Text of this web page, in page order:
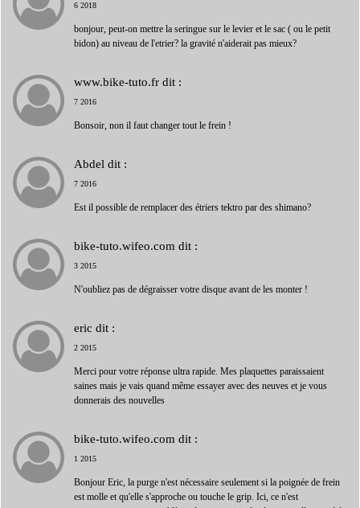
6 2018
bonjour, peut-on mettre la seringue sur le levier et le sac ( ou le petit
bidon) au niveau de l'etrier? la gravité n'aiderait pas mieux?
www.bike-tuto.fr dit :
7 2016
Bonsoir, non il faut changer tout le frein !
Abdel dit :
7 2016
Est il possible de remplacer des étriers tektro par des shimano?
bike-tuto.wifeo.com dit :
3 2015
N'oubliez pas de dégraisser votre disque avant de les monter !
eric dit :
2 2015
Merci pour votre réponse ultra rapide. Mes plaquettes paraissaient
saines mais je vais quand même essayer avec des neuves et je vous
donnerais des nouvelles
bike-tuto.wifeo.com dit :
1 2015
Bonjour Eric, la purge n'est nécessaire seulement si la poignée de frein
est molle et qu'elle s'approche ou touche le grip. Ici, ce n'est